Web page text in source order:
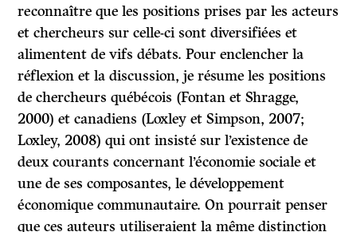
reconnaître que les positions prises par les acteurs
et chercheurs sur celle-ci sont diversifiées et
alimentent de vifs débats. Pour enclencher la
réflexion et la discussion, je résume les positions
de chercheurs québécois (Fontan et Shragge,
2000) et canadiens (Loxley et Simpson, 2007;
Loxley, 2008) qui ont insisté sur l’existence de
deux courants concernant l’économie sociale et
une de ses composantes, le développement
économique communautaire. On pourrait penser
que ces auteurs utiliseraient la même distinction